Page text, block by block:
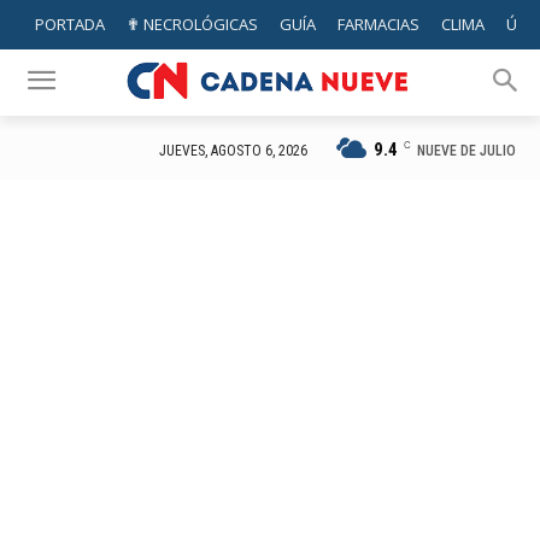
PORTADA ✟ NECROLÓGICAS GUÍA FARMACIAS CLIMA
JUEVES, AGOSTO 6, 2026 9.4 C NUEVE DE JULIO